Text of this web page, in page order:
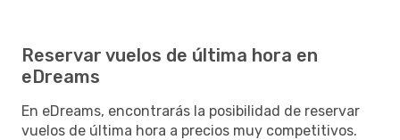
Reservar vuelos de última hora en
eDreams
En eDreams, encontrarás la posibilidad de reservar
vuelos de última hora a precios muy competitivos.